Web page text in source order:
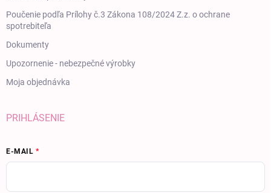
Poučenie podľa Prílohy č.3 Zákona 108/2024 Z.z. o ochrane
spotrebiteľa
Dokumenty
Upozornenie - nebezpečné výrobky
Moja objednávka
PRIHLÁSENIE
E-MAIL